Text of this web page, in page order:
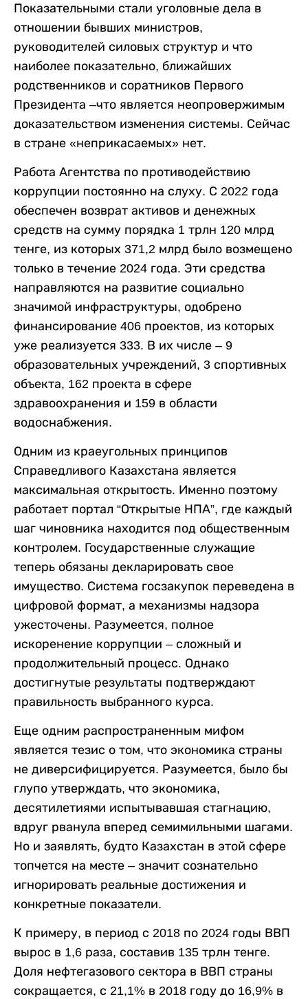
Показательными стали уголовные дела в
отношении бывших министров,
руководителей силовых структур и что
наиболее показательно, ближайших
родственников и соратников Первого
Президента –что является неопровержимым
доказательством изменения системы. Сейчас
в стране «неприкасаемых» нет.
Работа Агентства по противодействию
коррупции постоянно на слуху. С 2022 года
обеспечен возврат активов и денежных
средств на сумму порядка 1 трлн 120 млрд
тенге, из которых 371,2 млрд было возмещено
только в течение 2024 года. Эти средства
направляются на развитие социально
значимой инфраструктуры, одобрено
финансирование 406 проектов, из которых
уже реализуется 333. В их числе – 9
образовательных учреждений, 3 спортивных
объекта, 162 проекта в сфере
здравоохранения и 159 в области
водоснабжения.
Одним из краеугольных принципов
Справедливого Казахстана является
максимальная открытость. Именно поэтому
работает портал “Открытые НПА”, где каждый
шаг чиновника находится под общественным
контролем. Государственные служащие
теперь обязаны декларировать свое
имущество. Система госзакупок переведена в
цифровой формат, а механизмы надзора
ужесточены. Разумеется, полное
искоренение коррупции – сложный и
продолжительный процесс. Однако
достигнутые результаты подтверждают
правильность выбранного курса.
Еще одним распространенным мифом
является тезис о том, что экономика страны
не диверсифицируется. Разумеется, было бы
глупо утверждать, что экономика,
десятилетиями испытывавшая стагнацию,
вдруг рванула вперед семимильными шагами.
Но и заявлять, будто Казахстан в этой сфере
топчется на месте – значит сознательно
игнорировать реальные достижения и
конкретные показатели.
К примеру, в период с 2018 по 2024 годы ВВП
вырос в 1,6 раза, составив 135 трлн тенге.
Доля нефтегазового сектора в ВВП страны
сокращается, с 21,1% в 2018 году до 16,9% в